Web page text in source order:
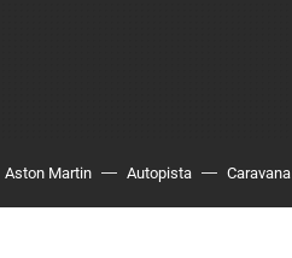
Aston Martin Autopista Caravana